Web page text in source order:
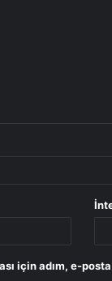
için adım, e-